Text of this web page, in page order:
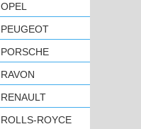
OPEL
PEUGEOT
PORSCHE
RAVON
RENAULT
ROLLS-ROYCE